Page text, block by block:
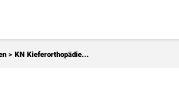
> KN Kieferorthopädie...